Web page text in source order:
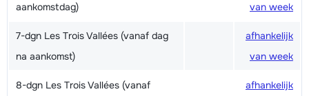
aankomstdag)
van week
7-dgn Les Trois Vallées (vanaf dag
na aankomst)
afhankelijk
van week
8-dgn Les Trois Vallées (vanaf
afhankelijk